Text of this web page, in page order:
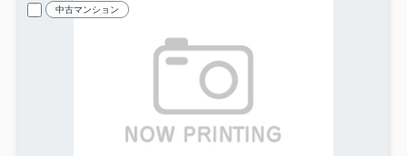
中古マンション